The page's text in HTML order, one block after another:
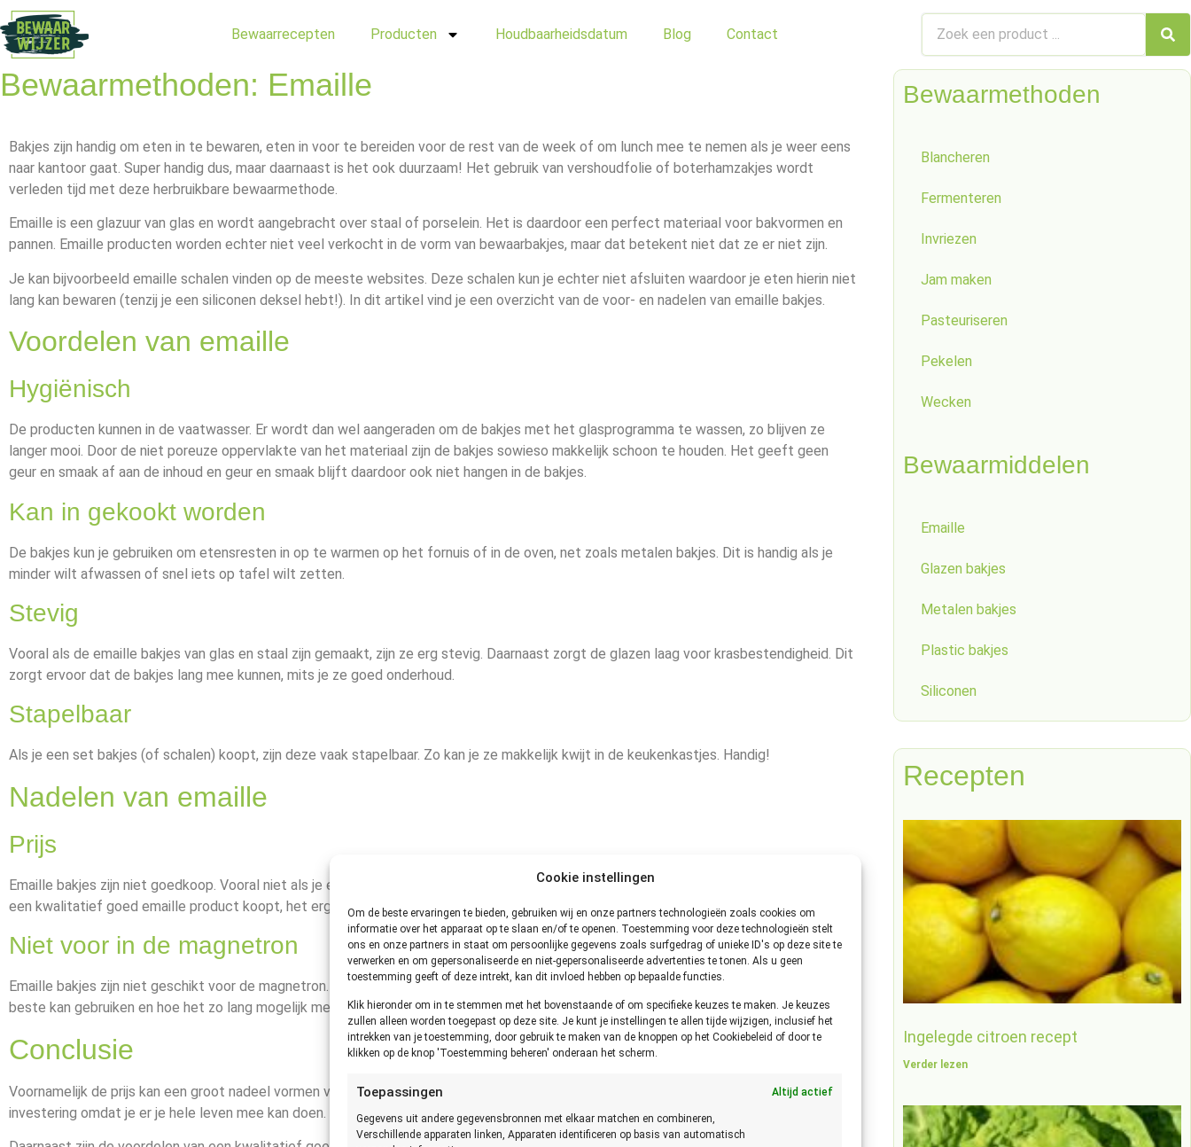
Cookie instellingen
Om de beste ervaringen te bieden, gebruiken wij en onze partners technologieën zoals cookies om
informatie over het apparaat op te slaan en/of te openen. Toestemming voor deze technologieën stelt
ons en onze partners in staat om persoonlijke gegevens zoals surfgedrag of unieke ID's op deze site te
verwerken en om gepersonaliseerde en niet-gepersonaliseerde advertenties te tonen. Als u geen
toestemming geeft of deze intrekt, kan dit invloed hebben op bepaalde functies.
Klik hieronder om in te stemmen met het bovenstaande of om specifieke keuzes te maken. Je keuzes
zullen alleen worden toegepast op deze site. Je kunt je instellingen te allen tijde wijzigen, inclusief het
intrekken van je toestemming, door gebruik te maken van de knoppen op het Cookiebeleid of door te
klikken op de knop 'Toestemming beheren' onderaan het scherm.
Toepassingen Altijd actief
Gegevens uit andere gegevensbronnen met elkaar matchen en combineren,
Verschillende apparaten linken, Apparaten identificeren op basis van automatisch
Bewaarrecepten Producten Houdbaarheidsdatum Blog Contact
Bewaarmethoden: Emaille
Bakjes zijn handig om eten in te bewaren, eten in voor te bereiden voor de rest van de week of om lunch mee te nemen als je weer eens
naar kantoor gaat. Super handig dus, maar daarnaast is het ook duurzaam! Het gebruik van vershoudfolie of boterhamzakjes wordt
verleden tijd met deze herbruikbare bewaarmethode.
Emaille is een glazuur van glas en wordt aangebracht over staal of porselein. Het is daardoor een perfect materiaal voor bakvormen en
pannen. Emaille producten worden echter niet veel verkocht in de vorm van bewaarbakjes, maar dat betekent niet dat ze er niet zijn.
Je kan bijvoorbeeld emaille schalen vinden op de meeste websites. Deze schalen kun je echter niet afsluiten waardoor je eten hierin niet
lang kan bewaren (tenzij je een siliconen deksel hebt!). In dit artikel vind je een overzicht van de voor- en nadelen van emaille bakjes.
Voordelen van emaille
Hygiënisch
De producten kunnen in de vaatwasser. Er wordt dan wel aangeraden om de bakjes met het glasprogramma te wassen, zo blijven ze
langer mooi. Door de niet poreuze oppervlakte van het materiaal zijn de bakjes sowieso makkelijk schoon te houden. Het geeft geen
geur en smaak af aan de inhoud en geur en smaak blijft daardoor ook niet hangen in de bakjes.
Kan in gekookt worden
De bakjes kun je gebruiken om etensresten in op te warmen op het fornuis of in de oven, net zoals metalen bakjes. Dit is handig als je
minder wilt afwassen of snel iets op tafel wilt zetten.
Stevig
Vooral als de emaille bakjes van glas en staal zijn gemaakt, zijn ze erg stevig. Daarnaast zorgt de glazen laag voor krasbestendigheid. Dit
zorgt ervoor dat de bakjes lang mee kunnen, mits je ze goed onderhoud.
Stapelbaar
Als je een set bakjes (of schalen) koopt, zijn deze vaak stapelbaar. Zo kan je ze makkelijk kwijt in de keukenkastjes. Handig!
Nadelen van emaille
Prijs
Emaille bakjes zijn niet goedkoop. Vooral niet als je een kwalitatief goed product wilt, maar dat is logisch. Daar komt wel bij dat, als je
een kwalitatief goed emaille product koopt, het erg lang mee kan.
Niet voor in de magnetron
Emaille bakjes zijn niet geschikt voor de magnetron. Kijk altijd naar de beschrijving van het product. Zo weet je hoe je het product het
beste kan gebruiken en hoe het zo lang mogelijk mee kan gaan.
Conclusie
Voornamelijk de prijs kan een groot nadeel vormen voor de aanschaf van dit soort bakjes. Echter zou je het kunnen zien als een
investering omdat je er je hele leven mee kan doen.
Bewaarmethoden
Blancheren
Fermenteren
Invriezen
Jam maken
Pasteuriseren
Pekelen
Wecken
Bewaarmiddelen
Emaille
Glazen bakjes
Metalen bakjes
Plastic bakjes
Siliconen
Recepten
Ingelegde citroen recept
Verder lezen